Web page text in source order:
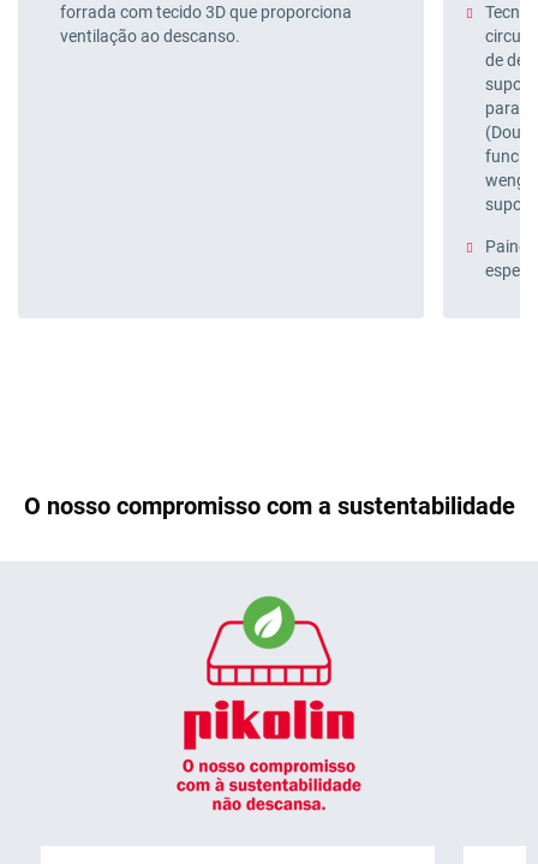
forrada com tecido 3D que proporciona
ventilação ao descanso.
de
para
O nosso compromisso com a sustentabilidade